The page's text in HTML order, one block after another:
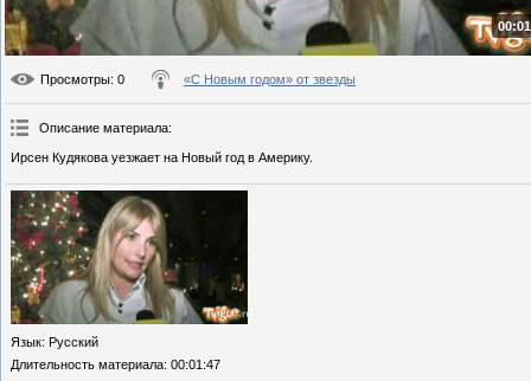
Просмотры: 0 «С Новым годом» от звезды
Описание материала:
Ирсен Кудякова уезжает на Новый год в Америку.
Язык: Русский
Длительность материала: 00:01:47